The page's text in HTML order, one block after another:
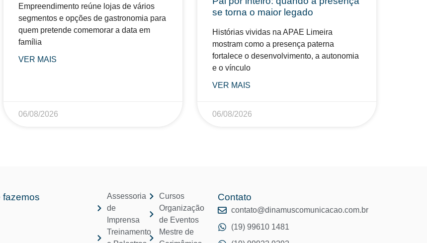
Empreendimento reúne lojas de vários
segmentos e opções de gastronomia para
quem pretende comemorar a data em
família
VER MAIS
06/08/2026
se torna o maior legado
Histórias vividas na APAE Limeira
mostram como a presença paterna
fortalece o desenvolvimento, a autonomia
e o vínculo
VER MAIS
06/08/2026
fazemos
Assessoria
de
Imprensa
Treinamento
Cursos
Organização
de Eventos
Mestre de
Contato
contato@dinamuscomunicacao.com.br
(19) 99610 1481